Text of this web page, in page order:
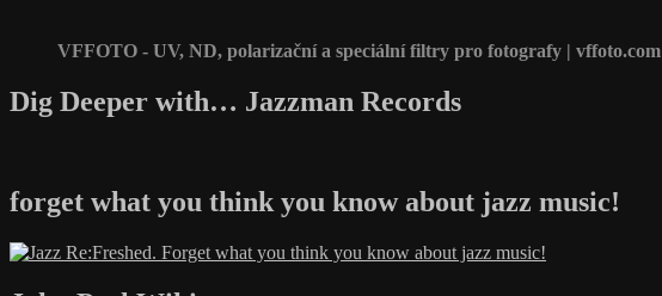
VFFOTO - UV, ND, polarizační a speciální filtry pro fotografy | vffoto.com
Dig Deeper with… Jazzman Records
forget what you think you know about jazz music!